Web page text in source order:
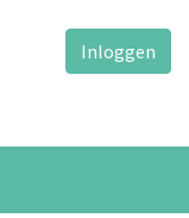
Inloggen